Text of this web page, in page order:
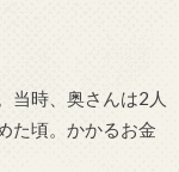
当時、奥さんは2人
た頃。かかるお金